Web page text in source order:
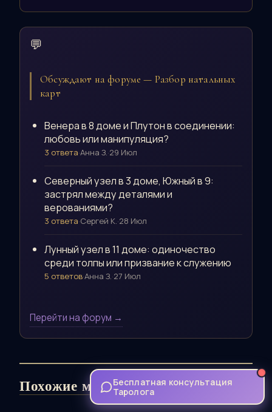
💬
Обсуждают на форуме — Разбор натальных
карт
Венера в 8 доме и Плутон в соединении:
любовь или манипуляция?
3 ответа·Анна З.·29 Июл
Северный узел в 3 доме, Южный в 9:
застрял между деталями и
верованиями?
3 ответа·Сергей К.·28 Июл
Лунный узел в 11 доме: одиночество
среди толпы или призвание к служению
5 ответов·Анна З.·27 Июл
Перейти на форум →
Похожие материалыБесплатная консультация
Таролога